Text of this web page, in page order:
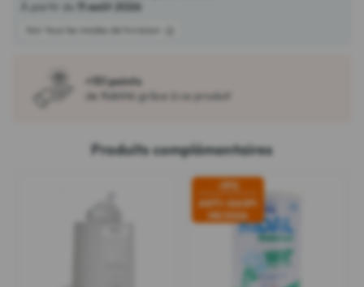
À partir du
11 août 2026
Voir tous les modes de livraison
+151 points
de fidélité grâce à ce produit
Produits complémentaires
-19%
ANTI-GASPI
08/2026